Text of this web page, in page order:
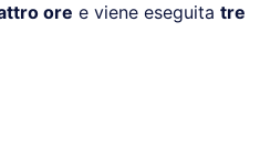
ore e viene eseguita tre